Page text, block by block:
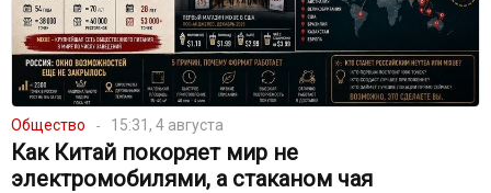
Общество 15:31, 4 августа
Как Китай покоряет мир не
электромобилями, а стаканом чая